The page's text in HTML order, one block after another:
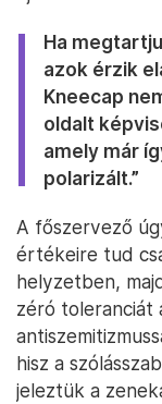
Ha
azok érzik
Kneecap
oldalt
amely már
polarizált.”
A főszervező
értékeire tud
helyzetben,
zéró toleranciát
hisz a
jeleztük a